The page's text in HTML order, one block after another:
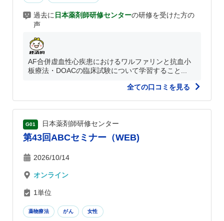
過去に 日本薬剤師研修センターの研修を受けた方の
声
AF合併虚血性心疾患におけるワルファリンと抗血小
板療法・DOACの臨床試験について学習すること...
全ての口コミを見る
G01 日本薬剤師研修センター
第43回ABCセミナー（WEB)
2026/10/14
オンライン
1単位
薬物療法 がん 女性